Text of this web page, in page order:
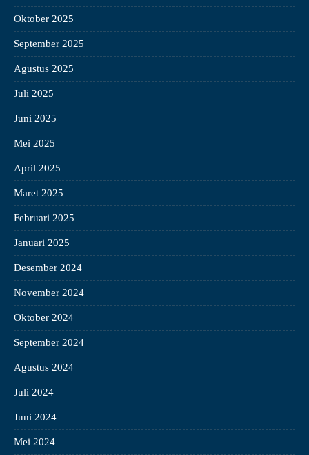
Oktober 2025
September 2025
Agustus 2025
Juli 2025
Juni 2025
Mei 2025
April 2025
Maret 2025
Februari 2025
Januari 2025
Desember 2024
November 2024
Oktober 2024
September 2024
Agustus 2024
Juli 2024
Juni 2024
Mei 2024